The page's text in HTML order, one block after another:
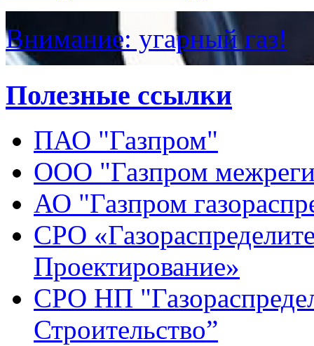
Внимание: угарный газ!
Полезные ссылки
ПАО "Газпром"
ООО "Газпром
АО "Газпром
СРО
Проектирование»
СРО НП
Строительство”